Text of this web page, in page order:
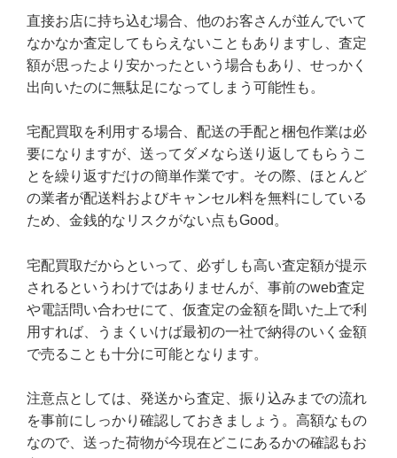
直接お店に持ち込む場合、他のお客さんが並んでいて
なかなか査定してもらえないこともありますし、査定
額が思ったより安かったという場合もあり、せっかく
出向いたのに無駄足になってしまう可能性も。
宅配買取を利用する場合、配送の手配と梱包作業は必
要になりますが、送ってダメなら送り返してもらうこ
とを繰り返すだけの簡単作業です。その際、ほとんど
の業者が配送料およびキャンセル料を無料にしている
ため、金銭的なリスクがない点もGood。
宅配買取だからといって、必ずしも高い査定額が提示
されるというわけではありませんが、事前のweb査定
や電話問い合わせにて、仮査定の金額を聞いた上で利
用すれば、うまくいけば最初の一社で納得のいく金額
で売ることも十分に可能となります。
注意点としては、発送から査定、振り込みまでの流れ
を事前にしっかり確認しておきましょう。高額なもの
なので、送った荷物が今現在どこにあるかの確認もお